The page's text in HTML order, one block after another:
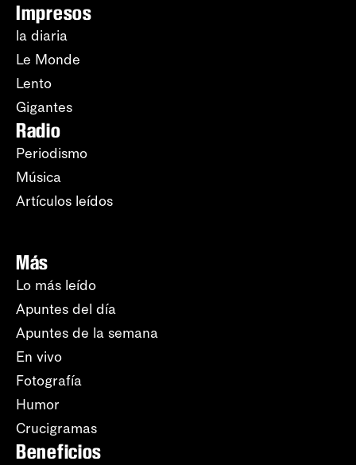
Impresos
la diaria
Le Monde
Lento
Gigantes
Radio
Periodismo
Música
Artículos leídos
Más
Lo más leído
Apuntes del día
Apuntes de la semana
En vivo
Fotografía
Humor
Crucigramas
Beneficios